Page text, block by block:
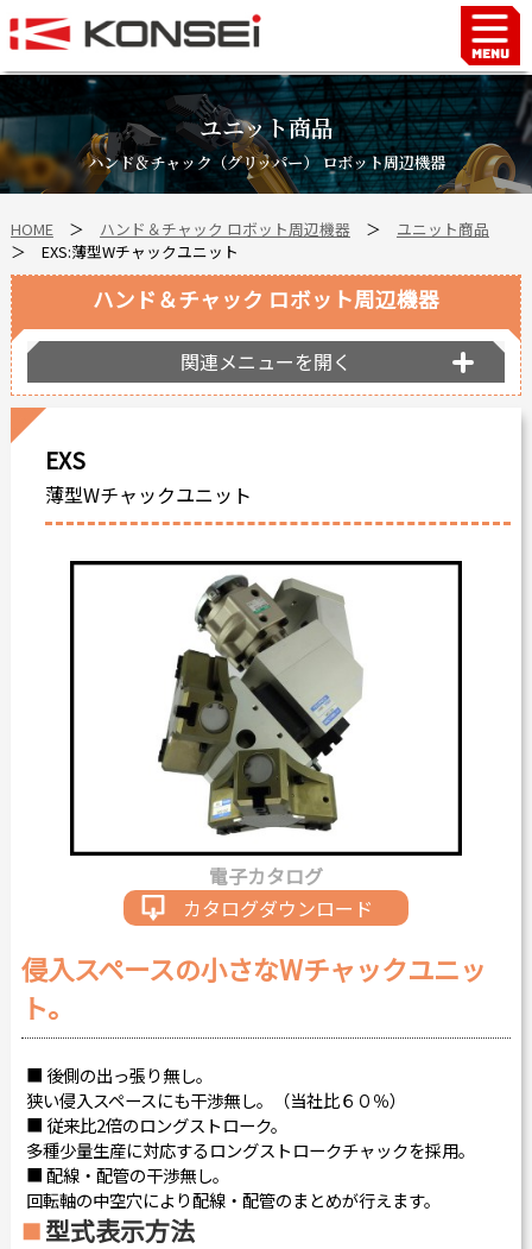
ユニット商品
ハンド＆チャック（グリッパー） ロボット周辺機器
HOME＞ ハンド＆チャック ロボット周辺機器＞ ユニット商品
＞ EXS:薄型Wチャックユニット
EXS
薄型Wチャックユニット
電子カタログ
カタログダウンロード
侵入スペースの小さなWチャックユニッ
ト。
■ 後側の出っ張り無し。
狭い侵入スペースにも干渉無し。（当社比６０％）
■ 従来比2倍のロングストローク。
多種少量生産に対応するロングストロークチャックを採用。
■ 配線・配管の干渉無し。
回転軸の中空穴により配線・配管のまとめが行えます。
型式表示方法
ハンド＆チャック ロボット周辺機器
関連メニューを開く
Home
ハンド＆チャックロボット周辺機器
FAシステム
スマートファクトリーLabo
自動車部品
企業情報
会社沿革
海外拠点
個人情報の取り扱い
最新情報
カタログダウンロード
お問い合わせ
Chinese